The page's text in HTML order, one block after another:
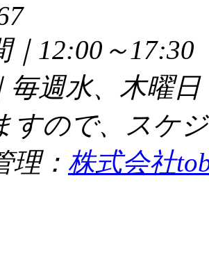
｜12:00～
毎週水、木曜
すので、スケ
理： 株式会社